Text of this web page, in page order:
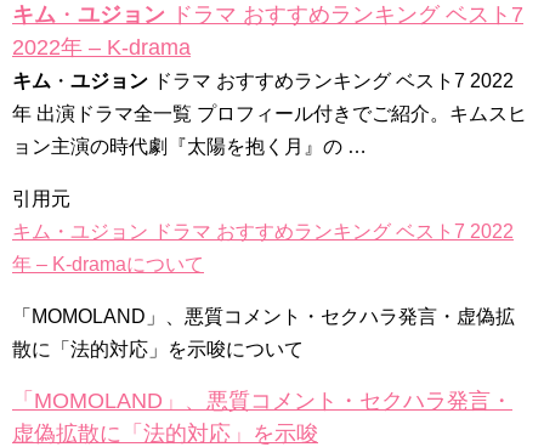
「退屈だ・暇だ」を韓国語では？「심심하다（シムシマダ）」
の意味・使い方について
■韓国ドラマ『キング～Two Hearts』予告動画（日本語字幕）
について
HSF(126)-윤균상 서울숲 벤치 (YUN Kyunsang)(4)September::
Healing in Seoul Forest (서울숲)
언니&#39; (ft. 도여니의 학창시절) | 편 먹고 갈래요? 밥블레스유 2
ソン・ヘギョ – ソンヘギョ キスまとめ
한가인 –
九尾狐外伝 第２話 キム・ジウ チョ・ヒョンジェ
九尾狐外伝 メイキング03 ハン・イェスル
チョ・ヒョンジェ 조현재 九尾狐外伝 制作発表会
キム・テヒの弟イ・ワン♥イ・ボミ、今日（28日）結婚……
キム ・ ユジョン ドラマ おすすめランキング ベスト7
2022年 – K-drama
キム ・ ユジョン ドラマ おすすめランキング ベスト7 2022
年 出演ドラマ全一覧 プロフィール付きでご紹介。キムスヒ
ョン主演の時代劇『太陽を抱く月』の …
引用元
キム・ユジョン ドラマ おすすめランキング ベスト7 2022
年 – K-dramaについて
「MOMOLAND」、悪質コメント・セクハラ発言・虚偽拡
散に「法的対応」を示唆について
「MOMOLAND」、悪質コメント・セクハラ発言・
虚偽拡散に「法的対応」を示唆